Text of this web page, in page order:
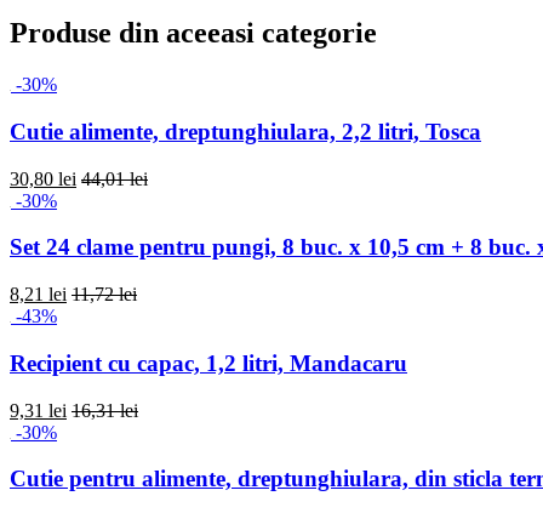
Produse din aceeasi categorie
-30%
Cutie alimente, dreptunghiulara, 2,2 litri, Tosca
30,80 lei 44,01 lei
-30%
Set 24 clame pentru pungi, 8 buc. x 10,5 cm + 8 buc.
8,21 lei 11,72 lei
-43%
Recipient cu capac, 1,2 litri, Mandacaru
9,31 lei 16,31 lei
-30%
Cutie pentru alimente, dreptunghiulara, din sticla